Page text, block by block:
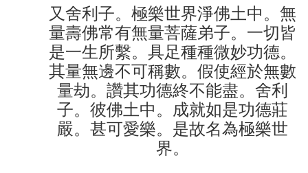
又舍利子。極樂世界淨佛土中。無
量壽佛常有無量菩薩弟子。一切皆
是一生所繫。具足種種微妙功德。
其量無邊不可稱數。假使經於無數
量劫。讚其功德終不能盡。舍利
子。彼佛土中。成就如是功德莊
嚴。甚可愛樂。是故名為極樂世
界。